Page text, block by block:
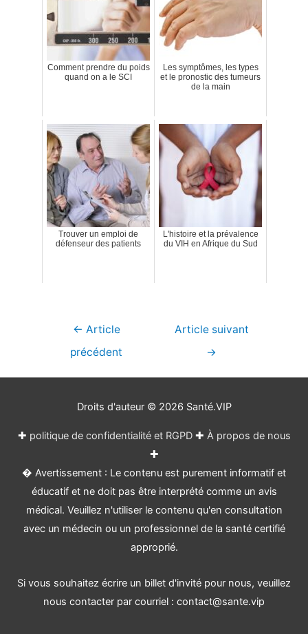
Comment prendre du poids
quand on a le SCI
Les symptômes, les types
et le pronostic des tumeurs
de la main
Trouver un emploi de
défenseur des patients
L'histoire et la prévalence
du VIH en Afrique du Sud
Navigation
← Article
précédent
Article suivant
→
Droits d'auteur © 2026 Santé.VIP
✚ politique de confidentialité et RGPD✚ À propos de nous
✚
� Avertissement : Le contenu est purement informatif et
éducatif et ne doit pas être interprété comme un avis
médical. Veuillez n'utiliser le contenu qu'en consultation
avec un médecin ou un professionnel de la santé certifié
approprié.
Si vous souhaitez écrire un billet d'invité pour nous, veuillez
nous contacter par courriel : contact@sante.vip